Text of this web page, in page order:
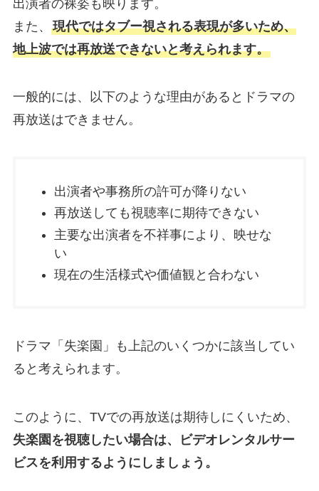
出演者の裸姿も映ります。
また、 現代ではタブー視される表現が多いため、
地上波では再放送できないと考えられます。
一般的には、以下のような理由があるとドラマの
再放送はできません。
出演者や事務所の許可が降りない
再放送しても視聴率に期待できない
主要な出演者を不祥事により、映せな
い
現在の生活様式や価値観と合わない
ドラマ「失楽園」も上記のいくつかに該当してい
ると考えられます。
このように、TVでの再放送は期待しにくいため、
失楽園を視聴したい場合は、ビデオレンタルサー
ビスを利用するようにしましょう。